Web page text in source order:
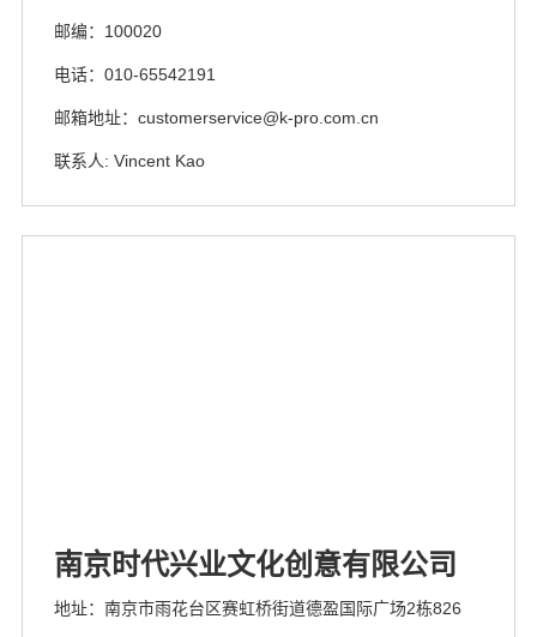
邮编：100020
电话：010-65542191
邮箱地址：customerservice@k-pro.com.cn
联系人: Vincent Kao
南京时代兴业文化创意有限公司
地址：南京市雨花台区赛虹桥街道德盈国际广场2栋826